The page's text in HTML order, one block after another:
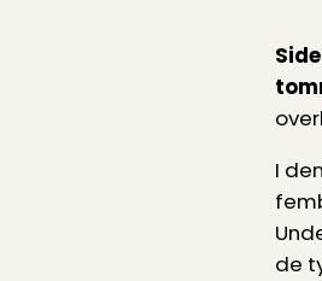
I
de